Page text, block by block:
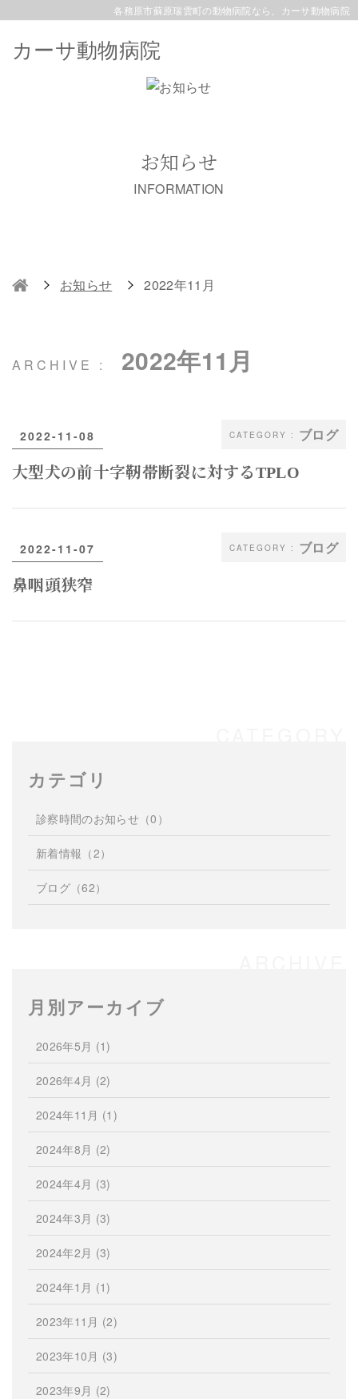
各務原市蘇原瑞雲町の動物病院なら、カーサ動物病院
カーサ動物病院
お知らせ
INFORMATION
お知らせ 2022年11月
2022年11月
ブログ
2022-11-08
大型犬の前十字靭帯断裂に対するTPLO
ブログ
2022-11-07
鼻咽頭狭窄
カテゴリ
診察時間のお知らせ （0）
新着情報 （2）
ブログ（62）
月別アーカイブ
2026年5月 (1)
2026年4月 (2)
2024年11月 (1)
2024年8月 (2)
2024年4月 (3)
2024年3月 (3)
2024年2月 (3)
2024年1月 (1)
2023年11月 (2)
2023年10月 (3)
2023年9月 (2)